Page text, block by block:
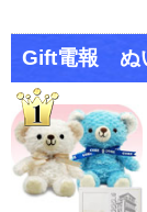
Gift電報 ぬ